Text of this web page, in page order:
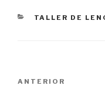
CATEGORÍAS
TALLER DE
Entrada
ANTERIOR